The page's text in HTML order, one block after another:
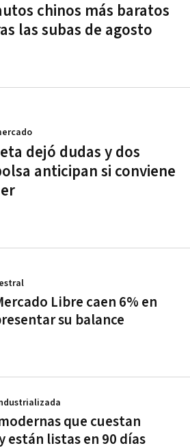
chinos más baratos
las subas de agosto
dejó dudas y dos
anticipan si conviene
Libre caen 6% en
su balance
que cuestan
están listas en 90 días